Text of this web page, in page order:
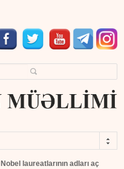
laureatlarının adları açıqlandı